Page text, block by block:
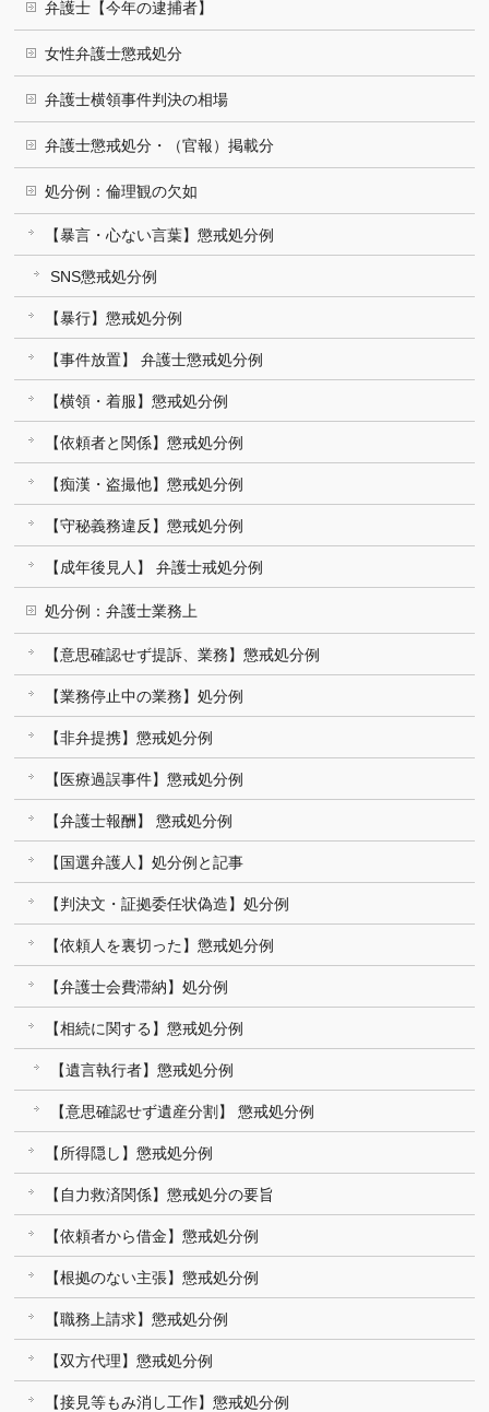
弁護士【今年の逮捕者】
女性弁護士懲戒処分
弁護士横領事件判決の相場
弁護士懲戒処分・（官報）掲載分
処分例：倫理観の欠如
【暴言・心ない言葉】懲戒処分例
SNS懲戒処分例
【暴行】懲戒処分例
【事件放置】 弁護士懲戒処分例
【横領・着服】懲戒処分例
【依頼者と関係】懲戒処分例
【痴漢・盗撮他】懲戒処分例
【守秘義務違反】懲戒処分例
【成年後見人】 弁護士戒処分例
処分例：弁護士業務上
【意思確認せず提訴、業務】懲戒処分例
【業務停止中の業務】処分例
【非弁提携】懲戒処分例
【医療過誤事件】懲戒処分例
【弁護士報酬】 懲戒処分例
【国選弁護人】処分例と記事
【判決文・証拠委任状偽造】処分例
【依頼人を裏切った】懲戒処分例
【弁護士会費滞納】処分例
【相続に関する】懲戒処分例
【遺言執行者】懲戒処分例
【意思確認せず遺産分割】 懲戒処分例
【所得隠し】懲戒処分例
【自力救済関係】懲戒処分の要旨
【依頼者から借金】懲戒処分例
【根拠のない主張】懲戒処分例
【職務上請求】懲戒処分例
【双方代理】懲戒処分例
【接見等もみ消し工作】懲戒処分例